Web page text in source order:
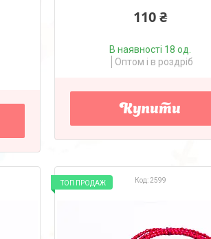
110 ₴
В наявності 18 од.
Оптом і в роздріб
Купити
2599
ТОП ПРОДАЖ